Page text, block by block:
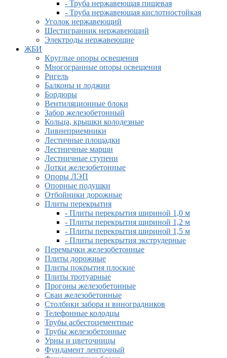
- Труба нержавеющая пищевая
- Труба нержавеющая кислотностойкая
Уголок нержавеющий
Шестигранник нержавеющий
Электроды нержавеющие
ЖБИ
Круглые опоры освещения
Многогранные опоры освещения
Ригель
Балконы и лоджии
Бордюры
Вентиляционные блоки
Забор железобетонный
Кольца, крышки колодезные
Ливнеприемники
Лестичные площадки
Лестничные марши
Лестничные ступени
Лотки железобетонные
Опоры ЛЭП
Опорные подушки
Отбойники дорожные
Плиты перекрытия
- Плиты перекрытия шириной 1,0 м
- Плиты перекрытия шириной 1,2 м
- Плиты перекрытия шириной 1,5 м
- Плиты перекрытия экструдерные
Перемычки железобетонные
Плиты дорожные
Плиты покрытия плоские
Плиты тротуарные
Прогоны железобетонные
Сваи железобетонные
Столбики забора и виноградников
Телефонные колодцы
Трубы асбестоцементные
Трубы железобетонные
Урны и цветочницы
Фундамент ленточный